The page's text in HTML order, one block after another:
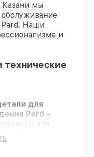
мы
Pard. Наши
и
технические
для
Pard –
для
проходят